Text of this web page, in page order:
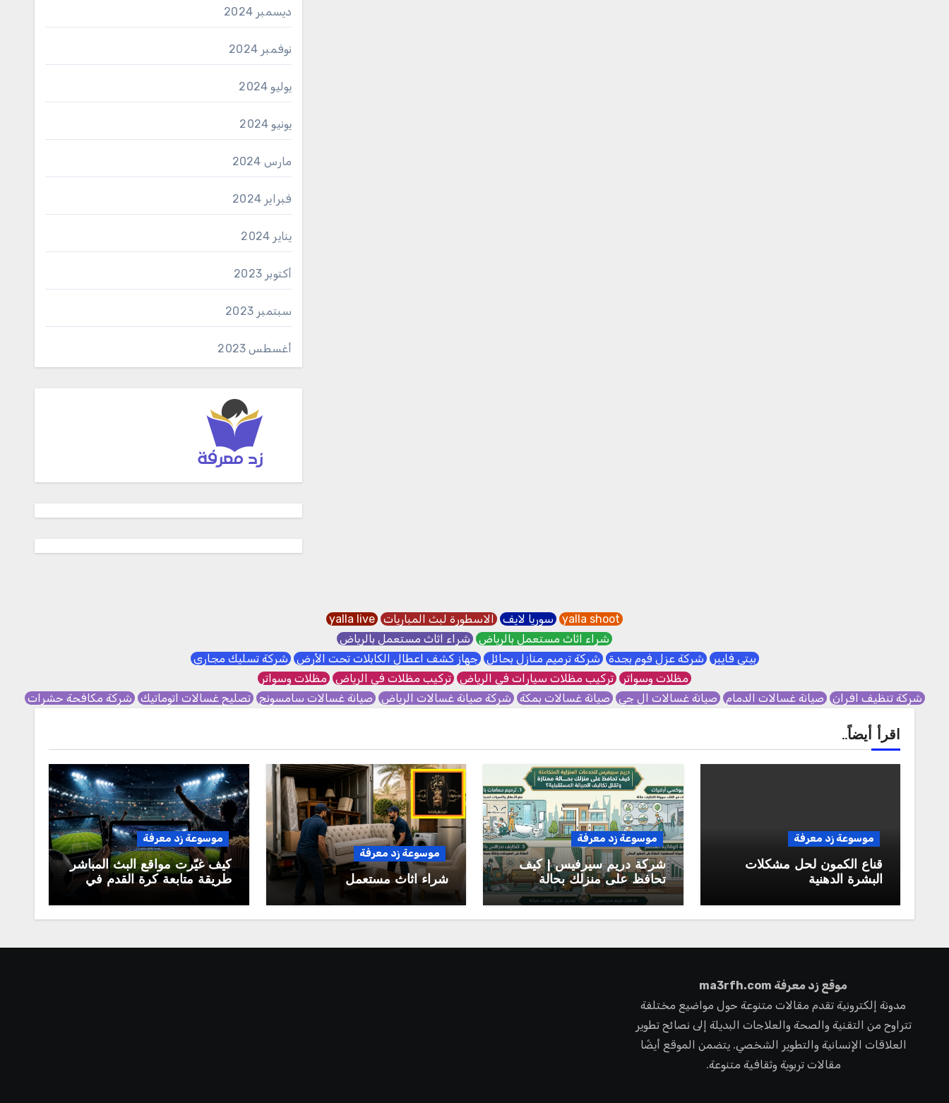
ديسمبر 2024
نوفمبر 2024
يوليو 2024
يونيو 2024
مارس 2024
فبراير 2024
يناير 2024
أكتوبر 2023
سبتمبر 2023
أغسطس 2023
yalla shoot سوريا لايف الاسطورة لبث المباريات yalla live
شراء اثاث مستعمل بالرياض شراء اثاث مستعمل بالرياض
بيتي فايبر شركة عزل فوم بجدة شركة ترميم منازل بحائل جهاز كشف اعطال الكابلات تحت الأرض شركة تسليك مجاري
مظلات وسواتر تركيب مظلات سيارات في الرياض تركيب مظلات في الرياض مظلات وسواتر
شركة تنظيف افران صيانة غسالات الدمام صيانة غسالات ال جي صيانة غسالات بمكة شركة صيانة غسالات الرياض صيانة غسالات سامسونج تصليح غسالات اتوماتيك شركة مكافحة حشرات
اقرأ أيضاً..
موسوعة زد معرفة
قناع الكمون لحل مشكلات
البشرة الدهنية
موسوعة زد معرفة
شركة دريم سيرفيس | كيف
تحافظ على منزلك بحالة
ممتازة وتقلل تكاليف الصيانة
المستقبلية؟
موسوعة زد معرفة
شراء اثاث مستعمل
موسوعة زد معرفة
كيف غيّرت مواقع البث المباشر
طريقة متابعة كرة القدم في
موقع زد معرفة ma3rfh.com
مدونة إلكترونية تقدم مقالات متنوعة حول مواضيع مختلفة
تتراوح من التقنية والصحة والعلاجات البديلة إلى نصائح تطوير
العلاقات الإنسانية والتطوير الشخصي. يتضمن الموقع أيضًا
مقالات تربوية وثقافية متنوعة.